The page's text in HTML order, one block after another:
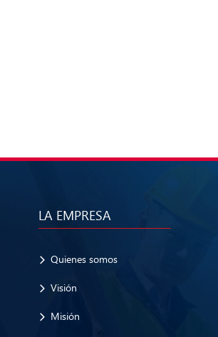
LA EMPRESA
Quienes somos
Visión
Misión